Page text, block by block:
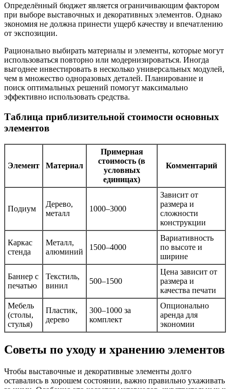
Определённый бюджет является ограничивающим фактором
при выборе выставочных и декоративных элементов. Однако
экономия не должна принести ущерб качеству и впечатлению
от экспозиции.
Рационально выбирать материалы и элементы, которые могут
использоваться повторно или модернизироваться. Иногда
выгоднее инвестировать в несколько универсальных модулей,
чем в множество одноразовых деталей. Планирование и
поиск оптимальных решений помогут максимально
эффективно использовать средства.
Таблица приблизительной стоимости основных
элементов
Элемент Материал
Примерная
стоимость (в
условных
единицах)
Комментарий
Подиум
Дерево,
металл
1000–3000
Зависит от
размера и
сложности
конструкции
Каркас
стенда
Металл,
алюминий
1500–4000
Вариативность
по высоте и
ширине
Баннер с
печатью
Текстиль,
винил
500–1500
Цена зависит от
размера и
качества печати
Мебель
(столы,
стулья)
Пластик,
дерево
300–1000 за
комплект
Опционально
аренда для
экономии
Советы по уходу и хранению элементов
Чтобы выставочные и декоративные элементы долго
оставались в хорошем состоянии, важно правильно ухаживать